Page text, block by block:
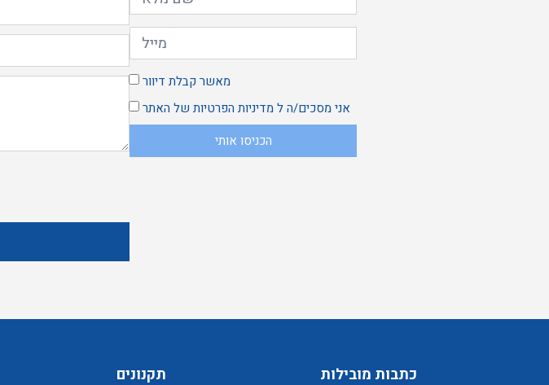
מאשר קבלת דיוור
אני מסכים/ה ל מדיניות הפרטיותשל האתר
הכניסו אותי
תקנונים כתבות מובילות